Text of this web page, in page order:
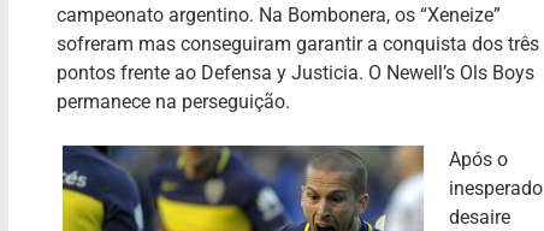
campeonato argentino. Na Bombonera, os “Xeneize”
sofreram mas conseguiram garantir a conquista dos três
pontos frente ao Defensa y Justicia. O Newell’s Ols Boys
permanece na perseguição.
Após o
inesperado
desaire